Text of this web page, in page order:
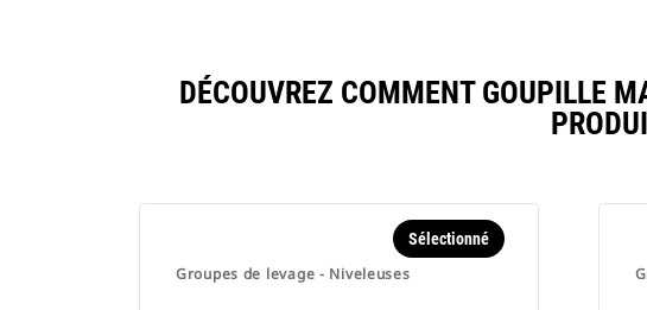
DÉCOUVREZ COMMENT GOUPILLE
Groupes de levage - Niveleuses
Sélectionné